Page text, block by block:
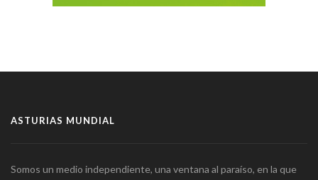
ASTURIAS MUNDIAL
Somos un medio independiente, una ventana al paraíso, en la que